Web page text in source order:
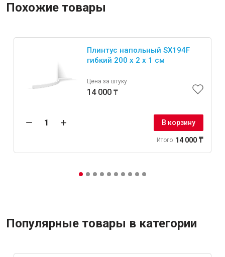
Похожие товары
Плинтус напольный SX194F
гибкий 200 x 2 x 1 см
Цена за штуку
14 000 ₸
В корзину
Итого 14 000 ₸
Популярные товары в категории